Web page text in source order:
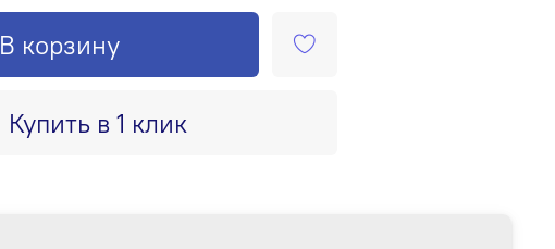
В корзину
Купить в 1 клик